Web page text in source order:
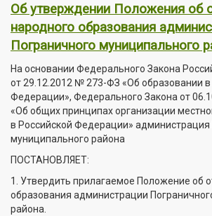
Об утверждении Положения об
народного образования
Пограничного муниципального
На основании Федерального Закона
от 29.12.2012 № 273-ФЗ «Об образовании в
Федерации», Федерального Закона от
«Об общих принципах организации
в Российской Федерации» администрация
муниципального района
ПОСТАНОВЛЯЕТ:
1. Утвердить прилагаемое Положение об
образования администрации
района.